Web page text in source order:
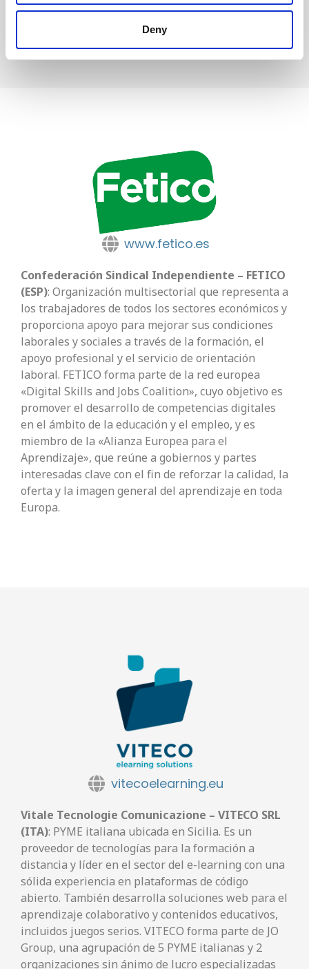
Deny
emprendimiento e innovación.
www.fetico.es
Confederación Sindical Independiente – FETICO
(ESP): Organización multisectorial que representa a
los trabajadores de todos los sectores económicos y
proporciona apoyo para mejorar sus condiciones
laborales y sociales a través de la formación, el
apoyo profesional y el servicio de orientación
laboral. FETICO forma parte de la red europea
«Digital Skills and Jobs Coalition», cuyo objetivo es
promover el desarrollo de competencias digitales
en el ámbito de la educación y el empleo, y es
miembro de la «Alianza Europea para el
Aprendizaje», que reúne a gobiernos y partes
interesadas clave con el fin de reforzar la calidad, la
oferta y la imagen general del aprendizaje en toda
Europa.
vitecoelearning.eu
Vitale Tecnologie Comunicazione – VITECO SRL
(ITA): PYME italiana ubicada en Sicilia. Es un
proveedor de tecnologías para la formación a
distancia y líder en el sector del e-learning con una
sólida experiencia en plataformas de código
abierto. También desarrolla soluciones web para el
aprendizaje colaborativo y contenidos educativos,
incluidos juegos serios. VITECO forma parte de JO
Group, una agrupación de 5 PYME italianas y 2
organizaciones sin ánimo de lucro especializadas